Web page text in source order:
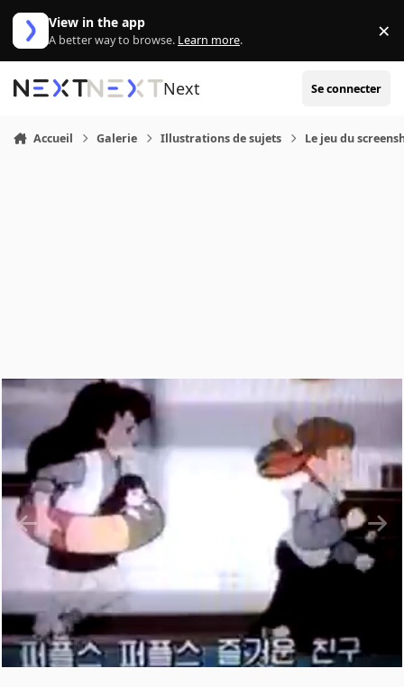
Aller au contenu
View in the app
A better way to browse. Learn more. ×
Next Se connecter
Accueil Galerie Illustrations de sujets Le jeu du